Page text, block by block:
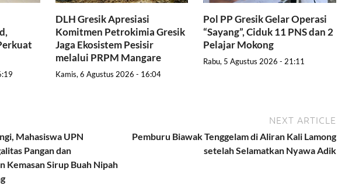
DLH Gresik Apresiasi
Komitmen Petrokimia Gresik
Jaga Ekosistem Pesisir
melalui PRPM Mangare
Kamis, 6 Agustus 2026 - 16:04
Pol PP Gresik Gelar Operasi
“Sayang”, Ciduk 11 PNS dan 2
Pelajar Mokong
Rabu, 5 Agustus 2026 - 21:11
Mahasiswa UPN
Pangan dan
Kemasan Sirup Buah Nipah
NEXT ARTICLE
Pemburu Biawak Tenggelam di Aliran Kali Lamong
setelah Selamatkan Nyawa Adik